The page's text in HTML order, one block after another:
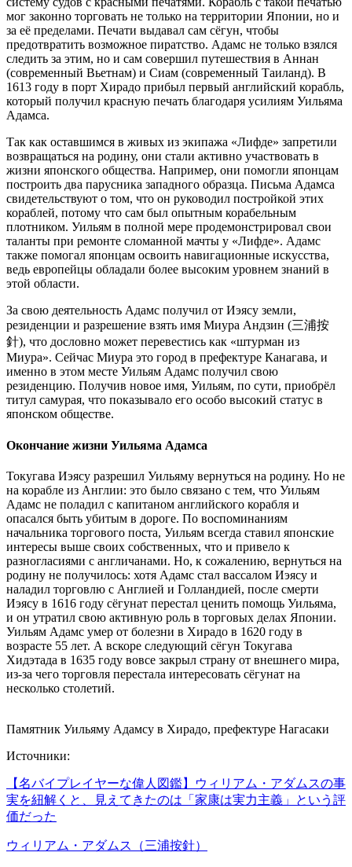
мог законно торговать не только на территории Японии, но и
за её пределами. Печати выдавал сам сёгун, чтобы
предотвратить возможное пиратство. Адамс не только взялся
следить за этим, но и сам совершил путешествия в Аннан
(современный Вьетнам) и Сиам (современный Таиланд). В
1613 году в порт Хирадо прибыл первый английский корабль,
который получил красную печать благодаря усилиям Уильяма
Адамса.
Так как оставшимся в живых из экипажа «Лифде» запретили
возвращаться на родину, они стали активно участвовать в
жизни японского общества. Например, они помогли японцам
построить два парусника западного образца. Письма Адамса
свидетельствуют о том, что он руководил постройкой этих
кораблей, потому что сам был опытным корабельным
плотником. Уильям в полной мере продемонстрировал свои
таланты при ремонте сломанной мачты у «Лифде». Адамс
также помогал японцам освоить навигационные искусства,
ведь европейцы обладали более высоким уровнем знаний в
этой области.
За свою деятельность Адамс получил от Иэясу земли,
резиденции и разрешение взять имя Миура Андзин (三浦按
針), что дословно может перевестись как «штурман из
Миура». Сейчас Миура это город в префектуре Канагава, и
именно в этом месте Уильям Адамс получил свою
резиденцию. Получив новое имя, Уильям, по сути, приобрёл
титул самурая, что показывало его особо высокий статус в
японском обществе.
Окончание жизни Уильяма Адамса
Токугава Иэясу разрешил Уильяму вернуться на родину. Но не
на корабле из Англии: это было связано с тем, что Уильям
Адамс не поладил с капитаном английского корабля и
опасался быть убитым в дороге. По воспоминаниям
начальника торгового поста, Уильям всегда ставил японские
интересы выше своих собственных, что и привело к
разногласиями с англичанами. Но, к сожалению, вернуться на
родину не получилось: хотя Адамс стал вассалом Иэясу и
наладил торговлю с Англией и Голландией, после смерти
Иэясу в 1616 году сёгунат перестал ценить помощь Уильяма,
и он утратил свою активную роль в торговых делах Японии.
Уильям Адамс умер от болезни в Хирадо в 1620 году в
возрасте 55 лет. А вскоре следующий сёгун Токугава
Хидэтада в 1635 году вовсе закрыл страну от внешнего мира,
из-за чего торговля перестала интересовать сёгунат на
несколько столетий.
Памятник Уильяму Адамсу в Хирадо, префектуре Нагасаки
Источники:
【名バイプレイヤーな偉人図鑑】ウィリアム・アダムスの事
実を紐解くと、見えてきたのは「家康は実力主義」という評
価だった
ウィリアム・アダムス（三浦按針）